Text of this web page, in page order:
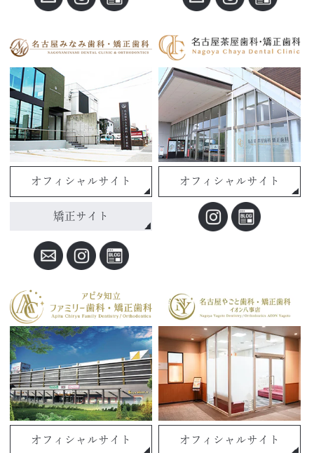
オフィシャルサイト
矯正サイト
オフィシャルサイト
オフィシャルサイト オフィシャルサイト